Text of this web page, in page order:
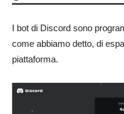
I bot di Discord sono
come abbiamo detto, di
piattaforma.